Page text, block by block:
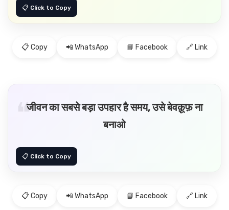
📋 Copy 📲 WhatsApp 📘 Facebook 🔗 Link
जीवन का सबसे बड़ा उपहार है समय, उसे बेवक़ूफ़ ना
बनाओ
📋 Copy 📲 WhatsApp 📘 Facebook 🔗 Link